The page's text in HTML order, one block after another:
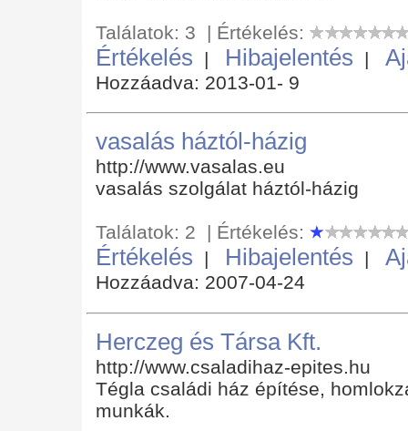
Találatok: 3 | Értékelés:
Értékelés | Hibajelentés |
Hozzáadva: 2013-01- 9
vasalás háztól-házig
http://www.vasalas.eu
vasalás szolgálat háztól-házig
Találatok: 2 | Értékelés:
Értékelés | Hibajelentés |
Hozzáadva: 2007-04-24
Herczeg és Társa Kft.
http://www.csaladihaz-epites.hu
Tégla családi ház építése,
munkák.